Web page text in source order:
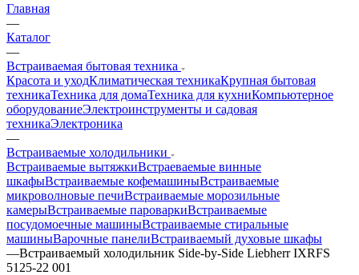
Главная
—
Каталог
—
Встраиваемая бытовая техника
Красота и уходКлиматическая техникаКрупная бытовая
техникаТехника для домаТехника для кухниКомпьютерное
оборудованиеЭлектроинструменты и садовая
техникаЭлектроника
—
Встраиваемые холодильники
Встраиваемые вытяжкиВстраеваемые винные
шкафыВстраиваемые кофемашиныВстраиваемые
микроволновые печиВстраиваемые морозильные
камерыВстраиваемые пароваркиВстраиваемые
посудомоечные машиныВстраиваемые стиральные
машиныВарочные панелиВстраиваемый духовые шкафы
—Встраиваемый холодильник Side-by-Side Liebherr IXRFS
5125-22 001